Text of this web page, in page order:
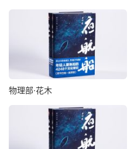
物理部·花木